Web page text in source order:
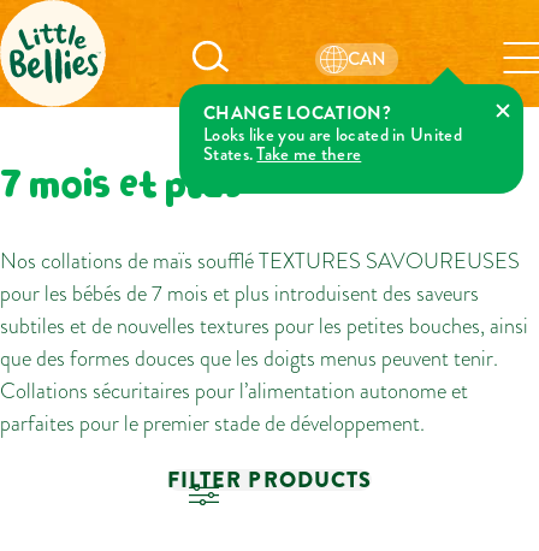
CAN
CHANGE LOCATION?
Looks like you are located in United
States.Take me there
7 mois et plus
Nos collations de maïs soufflé TEXTURES SAVOUREUSES
pour les bébés de 7 mois et plus introduisent des saveurs
subtiles et de nouvelles textures pour les petites bouches, ainsi
que des formes douces que les doigts menus peuvent tenir.
Collations sécuritaires pour l’alimentation autonome et
parfaites pour le premier stade de développement.
FILTER PRODUCTS